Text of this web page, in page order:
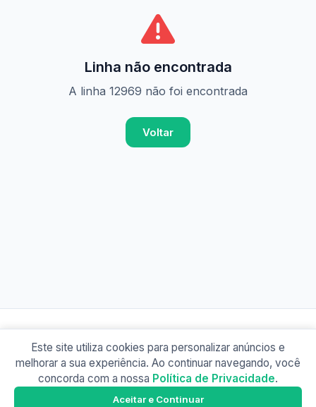
Linha não encontrada
A linha 12969 não foi encontrada
Voltar
© 2026 Busão BR
Sobre Contato Política de Privacidade
Este site utiliza cookies para personalizar anúncios e
melhorar a sua experiência. Ao continuar navegando, você
concorda com a nossa Política de Privacidade.
Aceitar e Continuar